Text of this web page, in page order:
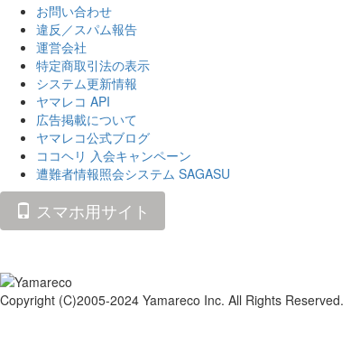
お問い合わせ
違反／スパム報告
運営会社
特定商取引法の表示
システム更新情報
ヤマレコ API
広告掲載について
ヤマレコ公式ブログ
ココヘリ 入会キャンペーン
遭難者情報照会システム SAGASU
スマホ用サイト
Copyright (C)2005-2024 Yamareco Inc. All Rights Reserved.